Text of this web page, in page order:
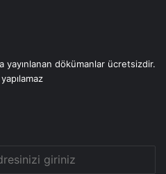
yayınlanan dökümanlar ücretsizdir.
yapılamaz